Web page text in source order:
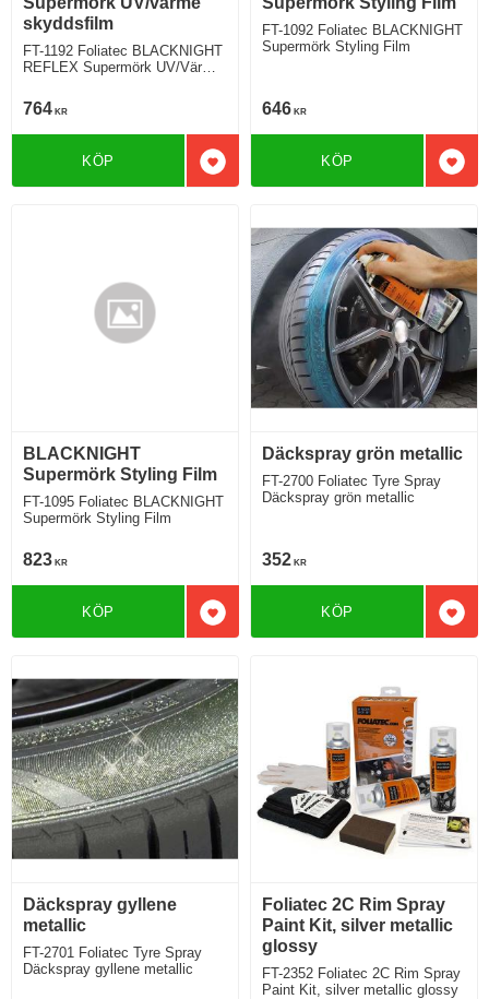
skyddsfilm
FT-1192 Foliatec BLACKNIGHT
REFLEX Supermörk UV/Värme
764 KR
Lägg till i favoriter
KÖP
FT-1092 Foliatec BLACKNIGHT
Supermörk Styling Film
646 KR
KÖP
BLACKNIGHT
Supermörk Styling Film
FT-1095 Foliatec BLACKNIGHT
Supermörk Styling Film
823 KR
Lägg till i favoriter
KÖP
Däckspray grön metallic
FT-2700 Foliatec Tyre Spray
Däckspray grön metallic
352 KR
KÖP
Däckspray gyllene
metallic
FT-2701 Foliatec Tyre Spray
Däckspray gyllene metallic
Foliatec 2C Rim Spray
Paint Kit, silver metallic
glossy
FT-2352 Foliatec 2C Rim Spray
Paint Kit, silver metallic glossy